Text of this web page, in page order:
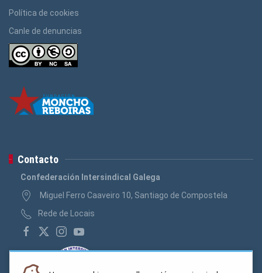
Política de cookies
Canle de denuncias
Contacto
Confederación Intersindical Galega
Miguel Ferro Caaveiro 10, Santiago de Compostela
Rede de Locais